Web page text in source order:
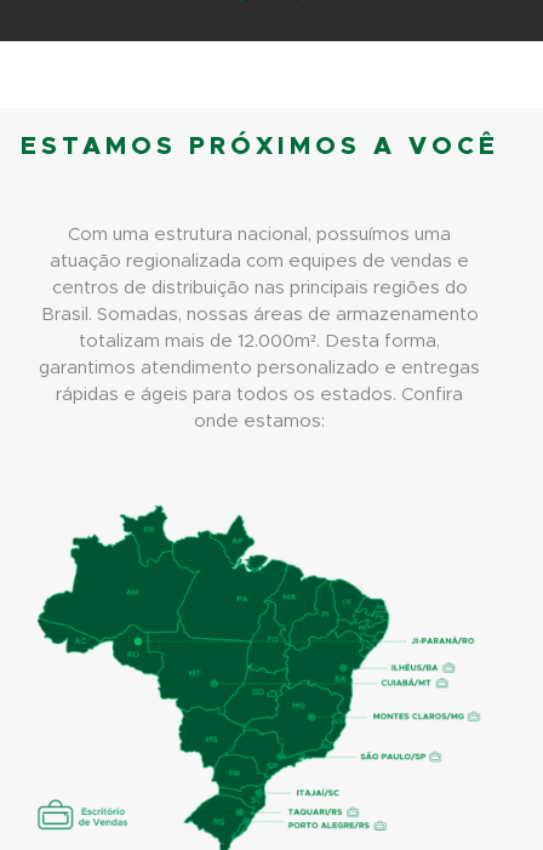
ESTAMOS PRÓXIMOS A VOCÊ
Com uma estrutura nacional, possuímos uma
atuação regionalizada com equipes de vendas e
centros de distribuição nas principais regiões do
Brasil. Somadas, nossas áreas de armazenamento
totalizam mais de 12.000m². Desta forma,
garantimos atendimento personalizado e entregas
rápidas e ágeis para todos os estados. Confira
onde estamos: